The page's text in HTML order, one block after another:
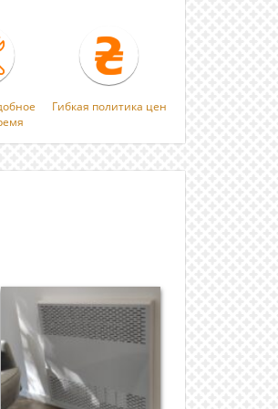
Гибкая политика цен